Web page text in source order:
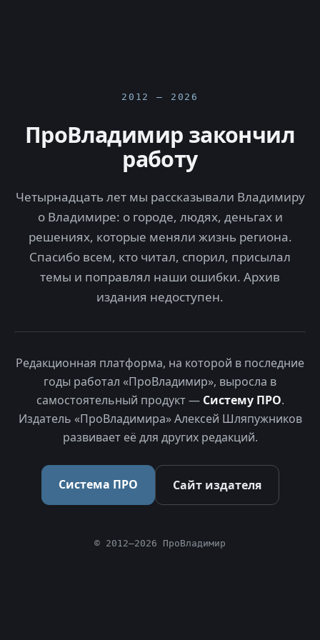
2012 — 2026
ПроВладимир закончил
работу
Четырнадцать лет мы рассказывали Владимиру
о Владимире: о городе, людях, деньгах и
решениях, которые меняли жизнь региона.
Спасибо всем, кто читал, спорил, присылал
темы и поправлял наши ошибки. Архив
издания недоступен.
Редакционная платформа, на которой в последние
годы работал «ПроВладимир», выросла в
самостоятельный продукт — Систему ПРО.
Издатель «ПроВладимира» Алексей Шляпужников
развивает её для других редакций.
Система ПРО Сайт издателя
© 2012–2026 ПроВладимир